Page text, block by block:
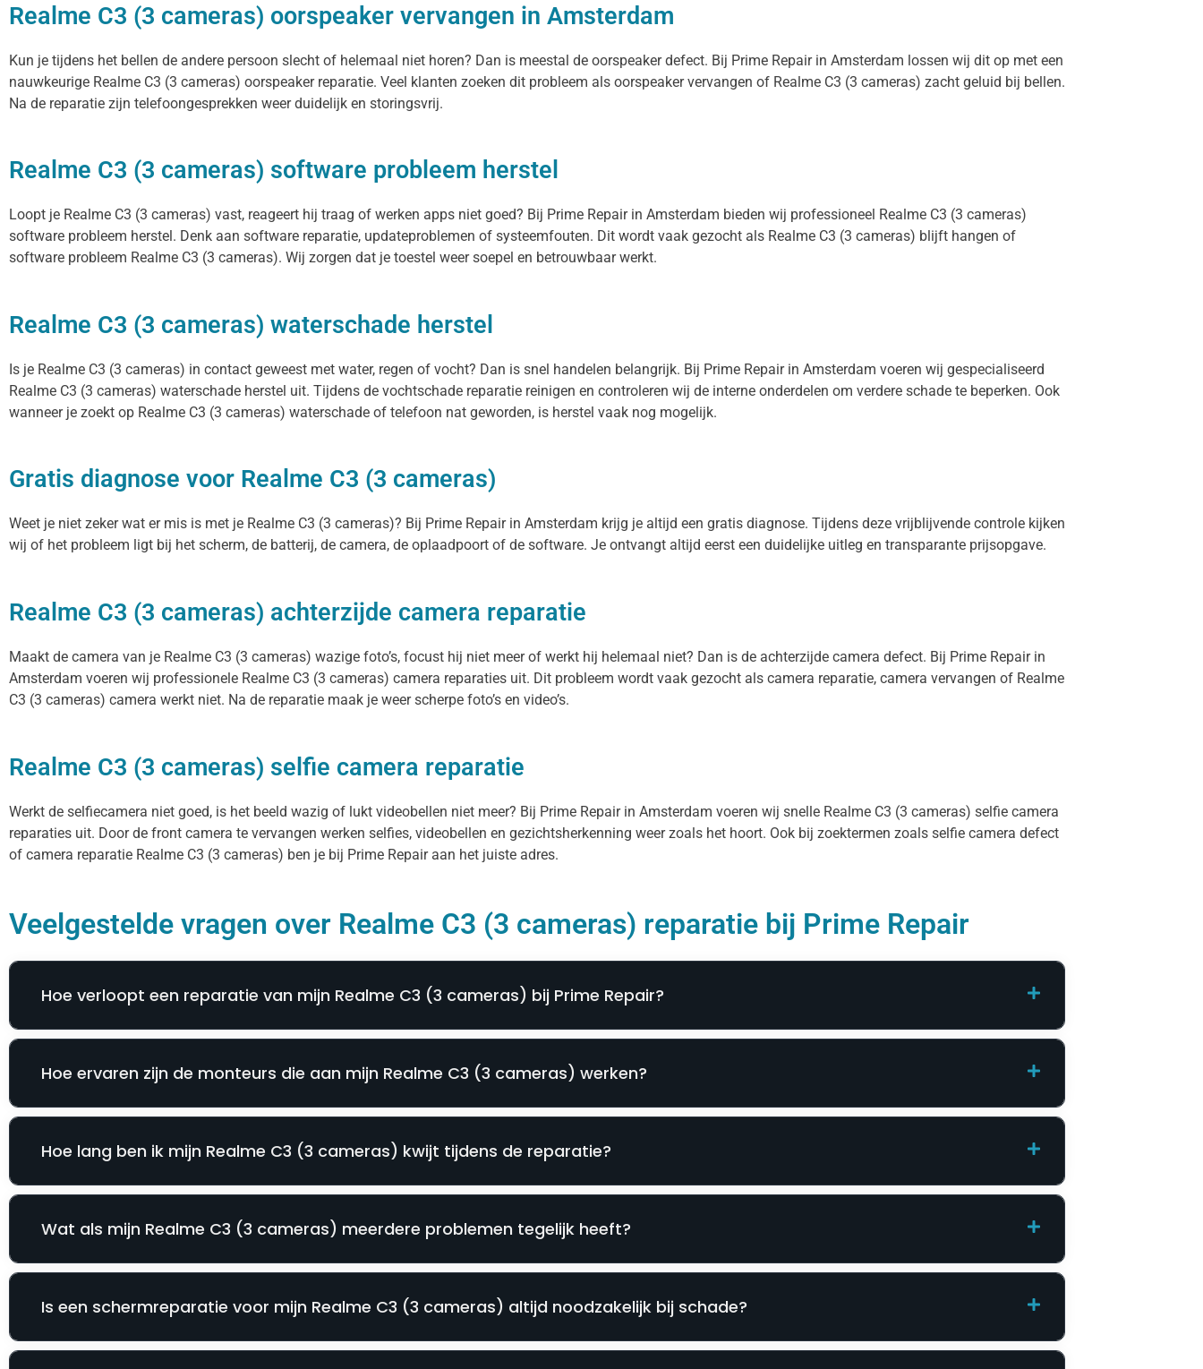
Realme C3 (3 cameras) oorspeaker vervangen in Amsterdam
Kun je tijdens het bellen de andere persoon slecht of helemaal niet horen? Dan is meestal de oorspeaker defect. Bij Prime Repair in Amsterdam lossen wij dit op met een
nauwkeurige Realme C3 (3 cameras) oorspeaker reparatie. Veel klanten zoeken dit probleem als oorspeaker vervangen of Realme C3 (3 cameras) zacht geluid bij bellen.
Na de reparatie zijn telefoongesprekken weer duidelijk en storingsvrij.
Realme C3 (3 cameras) software probleem herstel
Loopt je Realme C3 (3 cameras) vast, reageert hij traag of werken apps niet goed? Bij Prime Repair in Amsterdam bieden wij professioneel Realme C3 (3 cameras)
software probleem herstel. Denk aan software reparatie, updateproblemen of systeemfouten. Dit wordt vaak gezocht als Realme C3 (3 cameras) blijft hangen of
software probleem Realme C3 (3 cameras). Wij zorgen dat je toestel weer soepel en betrouwbaar werkt.
Realme C3 (3 cameras) waterschade herstel
Is je Realme C3 (3 cameras) in contact geweest met water, regen of vocht? Dan is snel handelen belangrijk. Bij Prime Repair in Amsterdam voeren wij gespecialiseerd
Realme C3 (3 cameras) waterschade herstel uit. Tijdens de vochtschade reparatie reinigen en controleren wij de interne onderdelen om verdere schade te beperken. Ook
wanneer je zoekt op Realme C3 (3 cameras) waterschade of telefoon nat geworden, is herstel vaak nog mogelijk.
Gratis diagnose voor Realme C3 (3 cameras)
Weet je niet zeker wat er mis is met je Realme C3 (3 cameras)? Bij Prime Repair in Amsterdam krijg je altijd een gratis diagnose. Tijdens deze vrijblijvende controle kijken
wij of het probleem ligt bij het scherm, de batterij, de camera, de oplaadpoort of de software. Je ontvangt altijd eerst een duidelijke uitleg en transparante prijsopgave.
Realme C3 (3 cameras) achterzijde camera reparatie
Maakt de camera van je Realme C3 (3 cameras) wazige foto’s, focust hij niet meer of werkt hij helemaal niet? Dan is de achterzijde camera defect. Bij Prime Repair in
Amsterdam voeren wij professionele Realme C3 (3 cameras) camera reparaties uit. Dit probleem wordt vaak gezocht als camera reparatie, camera vervangen of Realme
C3 (3 cameras) camera werkt niet. Na de reparatie maak je weer scherpe foto’s en video’s.
Realme C3 (3 cameras) selfie camera reparatie
Werkt de selfiecamera niet goed, is het beeld wazig of lukt videobellen niet meer? Bij Prime Repair in Amsterdam voeren wij snelle Realme C3 (3 cameras) selfie camera
reparaties uit. Door de front camera te vervangen werken selfies, videobellen en gezichtsherkenning weer zoals het hoort. Ook bij zoektermen zoals selfie camera defect
of camera reparatie Realme C3 (3 cameras) ben je bij Prime Repair aan het juiste adres.
Veelgestelde vragen over Realme C3 (3 cameras) reparatie bij Prime Repair
Hoe verloopt een reparatie van mijn Realme C3 (3 cameras) bij Prime Repair?
Hoe ervaren zijn de monteurs die aan mijn Realme C3 (3 cameras) werken?
Hoe lang ben ik mijn Realme C3 (3 cameras) kwijt tijdens de reparatie?
Wat als mijn Realme C3 (3 cameras) meerdere problemen tegelijk heeft?
Is een schermreparatie voor mijn Realme C3 (3 cameras) altijd noodzakelijk bij schade?